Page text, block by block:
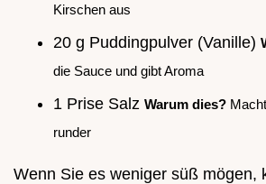
Kirschen aus
20 g Puddingpulver (Vanille)
die Sauce und gibt Aroma
1 Prise Salz Warum dies?
runder
Wenn Sie es weniger süß mögen,